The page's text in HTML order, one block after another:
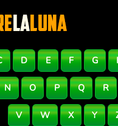
D E F G
N O P Q R
V W X Y